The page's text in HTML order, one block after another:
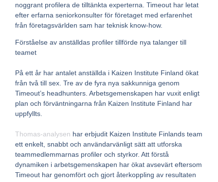
noggrant profilera de tilltänkta experterna. Timeout har letat
efter erfarna seniorkonsulter för företaget med erfarenhet
från företagsvärlden sam har teknisk know-how.
Förståelse av anställdas profiler tillförde nya talanger till
teamet
På ett år har antalet anställda i Kaizen Institute Finland ökat
från två till sex. Tre av de fyra nya sakkunniga genom
Timeout’s headhunters. Arbetsgemenskapen har vuxit enligt
plan och förväntningarna från Kaizen Institute Finland har
uppfyllts.
Thomas-analysen har erbjudit Kaizen Institute Finlands team
ett enkelt, snabbt och användarvänligt sätt att utforska
teammedlemmarnas profiler och styrkor. Att förstå
dynamiken i arbetsgemenskapen har ökat avsevärt eftersom
Timeout har genomfört och gjort återkoppling av resultaten